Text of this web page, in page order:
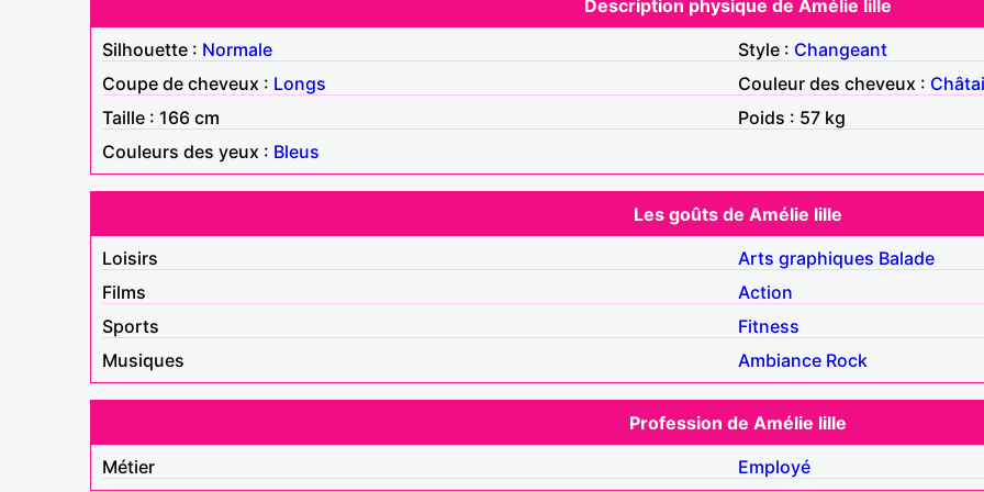
Description physique de Amélie lille
Silhouette : Normale Style : Changeant
Coupe de cheveux : Longs Couleur des cheveux :
Taille : 166 cm
Poids : 57 kg
Couleurs des yeux : Bleus
Les goûts de Amélie lille
Loisirs
Arts graphiques Balade
Films
Action
Sports
Fitness
Musiques
Ambiance Rock
Profession de Amélie lille
Métier
Employé